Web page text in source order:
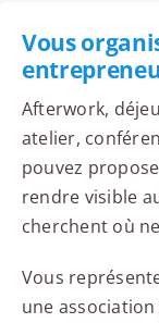
Vous
Afterwork,
atelier,
pouvez
rendre visible
cherchent où
Vous
une